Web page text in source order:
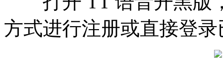
方式进行注册或直接登